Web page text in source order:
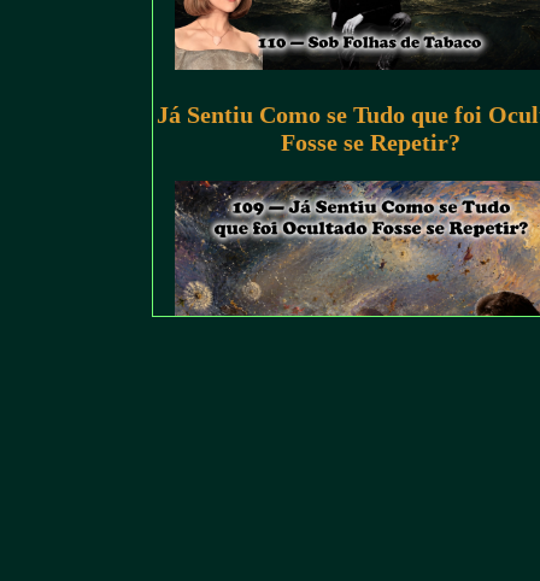
Já Sentiu Como se Tudo que foi
Fosse se Repetir?